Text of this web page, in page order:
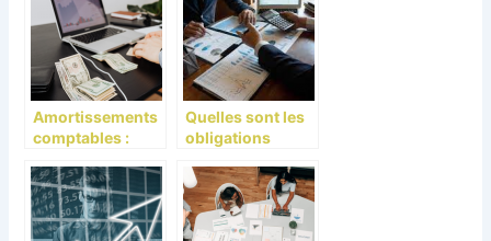
Amortissements
comptables :
savoir
Quelles sont les
obligations
financieres du
comptable public
?